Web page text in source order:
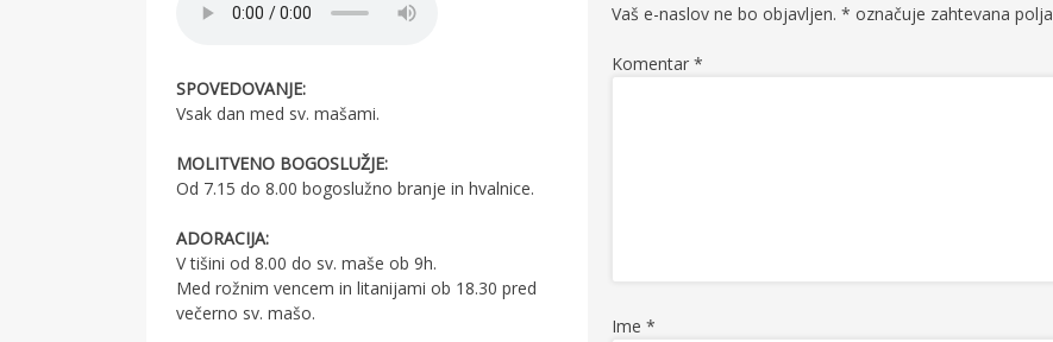
Vaš e-naslov ne bo objavljen. * označuje zahtevana polja
Komentar *
Ime *
SPOVEDOVANJE:
Vsak dan med sv. mašami.
MOLITVENO BOGOSLUŽJE:
Od 7.15 do 8.00 bogoslužno branje in hvalnice.
ADORACIJA:
V tišini od 8.00 do sv. maše ob 9h.
Med rožnim vencem in litanijami ob 18.30 pred
večerno sv. mašo.